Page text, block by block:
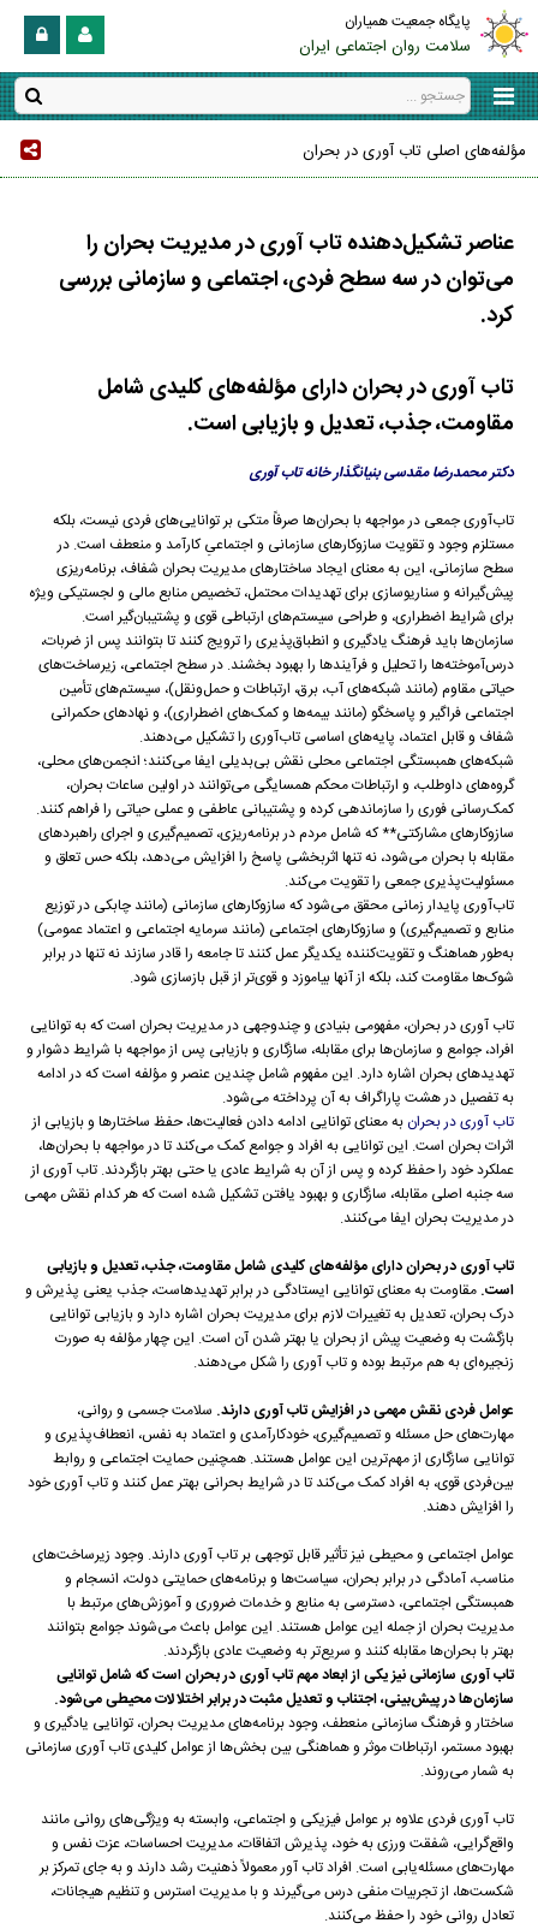
پایگاه جمعیت همیاران
سلامت روان اجتماعی ایران
مؤلفه‌های اصلی تاب آوری در بحران
عناصر تشکیل‌دهنده تاب آوری در مدیریت بحران را
می‌توان در سه سطح فردی، اجتماعی و سازمانی بررسی
کرد.
تاب آوری در بحران دارای مؤلفه‌های کلیدی شامل
مقاومت، جذب، تعدیل و بازیابی است.
دکتر محمدرضا مقدسی بنیانگذار خانه تاب آوری
تاب‌آوری جمعی در مواجهه با بحران‌ها صرفاً متکی بر توانایی‌های فردی نیست، بلکه
مستلزم وجود و تقویت سازوکارهای سازمانی و اجتماعیِ کارآمد و منعطف است. در
سطح سازمانی، این به معنای ایجاد ساختارهای مدیریت بحران شفاف، برنامه‌ریزی
پیش‌گیرانه و سناریوسازی برای تهدیدات محتمل، تخصیص منابع مالی و لجستیکی ویژه
برای شرایط اضطراری، و طراحی سیستم‌های ارتباطی قوی و پشتیبان‌گیر است.
سازمان‌ها باید فرهنگ یادگیری و انطباق‌پذیری را ترویج کنند تا بتوانند پس از ضربات،
درس‌آموخته‌ها را تحلیل و فرآیندها را بهبود بخشند. در سطح اجتماعی، زیرساخت‌های
حیاتی مقاوم (مانند شبکه‌های آب، برق، ارتباطات و حمل‌ونقل)، سیستم‌های تأمین
اجتماعی فراگیر و پاسخگو (مانند بیمه‌ها و کمک‌های اضطراری)، و نهادهای حکمرانی
شفاف و قابل اعتماد، پایه‌های اساسی تاب‌آوری را تشکیل می‌دهند.
شبکه‌های همبستگی اجتماعی محلی نقش بی‌بدیلی ایفا می‌کنند؛ انجمن‌های محلی،
گروه‌های داوطلب، و ارتباطات محکم همسایگی می‌توانند در اولین ساعات بحران،
کمک‌رسانی فوری را سازماندهی کرده و پشتیبانی عاطفی و عملی حیاتی را فراهم کنند.
سازوکارهای مشارکتی** که شامل مردم در برنامه‌ریزی، تصمیم‌گیری و اجرای راهبردهای
مقابله با بحران می‌شود، نه تنها اثربخشی پاسخ را افزایش می‌دهد، بلکه حس تعلق و
مسئولیت‌پذیری جمعی را تقویت می‌کند.
تاب‌آوری پایدار زمانی محقق می‌شود که سازوکارهای سازمانی (مانند چابکی در توزیع
منابع و تصمیم‌گیری) و سازوکارهای اجتماعی (مانند سرمایه اجتماعی و اعتماد عمومی)
به‌طور هماهنگ و تقویت‌کننده یکدیگر عمل کنند تا جامعه را قادر سازند نه تنها در برابر
شوک‌ها مقاومت کند، بلکه از آنها بیاموزد و قوی‌تر از قبل بازسازی شود.
تاب آوری در بحران، مفهومی بنیادی و چندوجهی در مدیریت بحران است که به توانایی
افراد، جوامع و سازمان‌ها برای مقابله، سازگاری و بازیابی پس از مواجهه با شرایط دشوار و
تهدیدهای بحران اشاره دارد. این مفهوم شامل چندین عنصر و مؤلفه است که در ادامه
به تفصیل در هشت پاراگراف به آن پرداخته می‌شود.
تاب آوری در بحران به معنای توانایی ادامه دادن فعالیت‌ها، حفظ ساختارها و بازیابی از
اثرات بحران است. این توانایی به افراد و جوامع کمک می‌کند تا در مواجهه با بحران‌ها،
عملکرد خود را حفظ کرده و پس از آن به شرایط عادی یا حتی بهتر بازگردند. تاب آوری از
سه جنبه اصلی مقابله، سازگاری و بهبود یافتن تشکیل شده است که هر کدام نقش مهمی
در مدیریت بحران ایفا می‌کنند.
تاب آوری در بحران دارای مؤلفه‌های کلیدی شامل مقاومت، جذب، تعدیل و بازیابی
است. مقاومت به معنای توانایی ایستادگی در برابر تهدیدهاست، جذب یعنی پذیرش و
درک بحران، تعدیل به تغییرات لازم برای مدیریت بحران اشاره دارد و بازیابی توانایی
بازگشت به وضعیت پیش از بحران یا بهتر شدن آن است. این چهار مؤلفه به صورت
زنجیره‌ای به هم مرتبط بوده و تاب آوری را شکل می‌دهند.
عوامل فردی نقش مهمی در افزایش تاب آوری دارند. سلامت جسمی و روانی،
مهارت‌های حل مسئله و تصمیم‌گیری، خودکارآمدی و اعتماد به نفس، انعطاف‌پذیری و
توانایی سازگاری از مهم‌ترین این عوامل هستند. همچنین حمایت اجتماعی و روابط
بین‌فردی قوی، به افراد کمک می‌کند تا در شرایط بحرانی بهتر عمل کنند و تاب آوری خود
را افزایش دهند.
عوامل اجتماعی و محیطی نیز تأثیر قابل توجهی بر تاب آوری دارند. وجود زیرساخت‌های
مناسب، آمادگی در برابر بحران، سیاست‌ها و برنامه‌های حمایتی دولت، انسجام و
همبستگی اجتماعی، دسترسی به منابع و خدمات ضروری و آموزش‌های مرتبط با
مدیریت بحران از جمله این عوامل هستند. این عوامل باعث می‌شوند جوامع بتوانند
بهتر با بحران‌ها مقابله کنند و سریع‌تر به وضعیت عادی بازگردند.
تاب آوری سازمانی نیز یکی از ابعاد مهم تاب آوری در بحران است که شامل توانایی
سازمان‌ها در پیش‌بینی، اجتناب و تعدیل مثبت در برابر اختلالات محیطی می‌شود.
ساختار و فرهنگ سازمانی منعطف، وجود برنامه‌های مدیریت بحران، توانایی یادگیری و
بهبود مستمر، ارتباطات موثر و هماهنگی بین بخش‌ها از عوامل کلیدی تاب آوری سازمانی
به شمار می‌روند.
تاب آوری فردی علاوه بر عوامل فیزیکی و اجتماعی، وابسته به ویژگی‌های روانی مانند
واقع‌گرایی، شفقت ورزی به خود، پذیرش اتفاقات، مدیریت احساسات، عزت نفس و
مهارت‌های مسئله‌یابی است. افراد تاب آور معمولاً ذهنیت رشد دارند و به جای تمرکز بر
شکست‌ها، از تجربیات منفی درس می‌گیرند و با مدیریت استرس و تنظیم هیجانات،
تعادل روانی خود را حفظ می‌کنند.